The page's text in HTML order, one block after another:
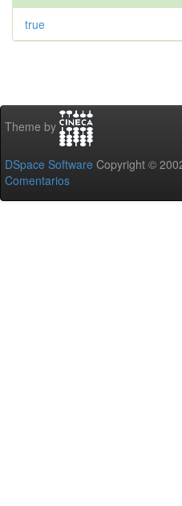
true
Theme by
DSpace Software Copyright ©
Comentarios